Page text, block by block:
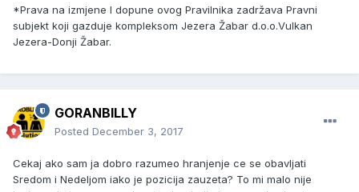
*Prava na izmjene I dopune ovog Pravilnika zadržava Pravni
subjekt koji gazduje kompleksom Jezera Žabar d.o.o.Vulkan
Jezera-Donji Žabar.
GORANBILLY
Posted December 3, 2017
Cekaj ako sam ja dobro razumeo hranjenje ce se obavljati
Sredom i Nedeljom iako je pozicija zauzeta? To mi malo nije